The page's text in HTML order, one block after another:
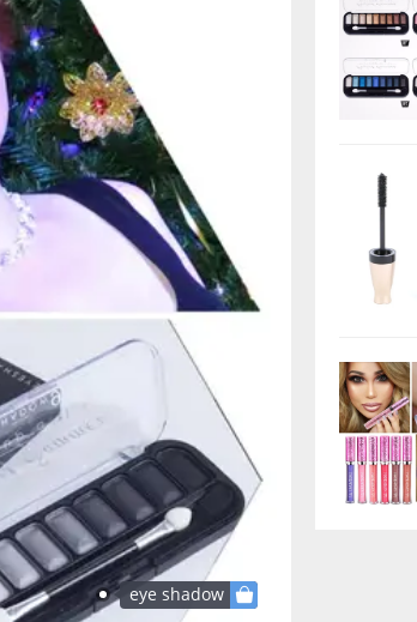
eye shadow